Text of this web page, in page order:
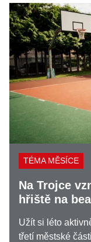
TÉMA MĚSÍCE
Na Trojce
hřiště na
Užít si léto
třetí městské